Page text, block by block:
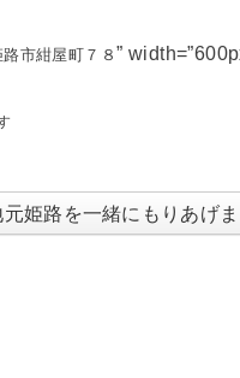
路市紺屋町７８”
姫路を一緒にもりあげま